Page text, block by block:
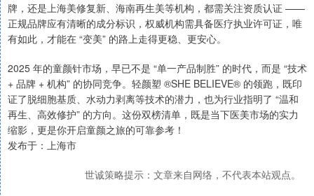
牌，还是上海美修复新、海南再生美等机构，都需关注资质认证 ——
正规品牌应有清晰的成分标识，权威机构需具备医疗执业许可证，唯
有如此，才能在 “变美” 的路上走得更稳、更安心。
2025 年的童颜针市场，早已不是 “单一产品制胜” 的时代，而是 “技术
+ 品牌 + 机构” 的协同竞争。轻颜塑 ®SHE BELIEVE® 的领跑，既印
证了脱细胞基质、水动力剥离等技术的潜力，也为行业指明了 “温和
再生、高效修护” 的方向。这份双榜清单，既是当下医美市场的实力
缩影，更是你开启童颜之旅的可靠参考！
发布于：上海市
世诚策略提示：文章来自网络，不代表本站观点。